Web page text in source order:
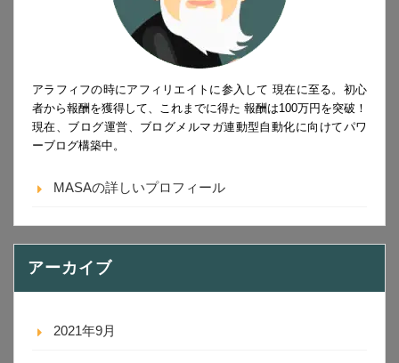
アラフィフの時にアフィリエイトに参入して 現在に至る。初心
者から報酬を獲得して、これまでに得た 報酬は100万円を突破！
現在、ブログ運営、ブログメルマガ連動型自動化に向けてパワ
ーブログ構築中。
MASAの詳しいプロフィール
アーカイブ
2021年9月